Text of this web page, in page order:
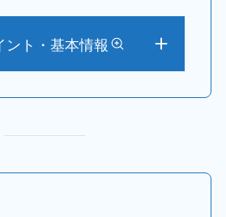
ント・基本情報